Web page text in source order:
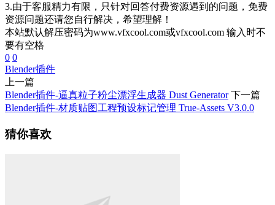
3.由于客服精力有限，只针对回答付费资源遇到的问题，免费
资源问题还请您自行解决，希望理解！
本站默认解压密码为www.vfxcool.com或vfxcool.com 输入时不
要有空格
0 0
Blender插件
上一篇
Blender插件-逼真粒子粉尘漂浮生成器 Dust Generator 下一篇
Blender插件-材质贴图工程预设标记管理 True-Assets V3.0.0
猜你喜欢